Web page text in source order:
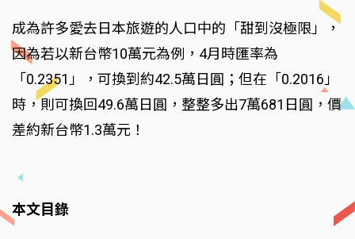
成為許多愛去日本旅遊的人口中的「甜到沒極限」，
因為若以新台幣10萬元為例，4月時匯率為
「0.2351」，可換到約42.5萬日圓；但在「0.2016」
時，則可換回49.6萬日圓，整整多出7萬681日圓，價
差約新台幣1.3萬元！
本文目錄